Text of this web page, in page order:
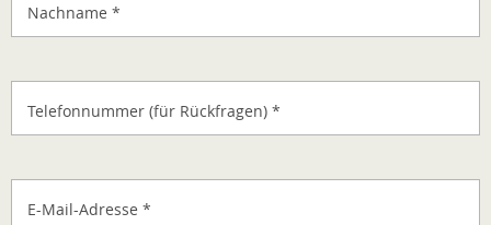
Nachname *
Telefonnummer (für Rückfragen) *
E-Mail-Adresse *